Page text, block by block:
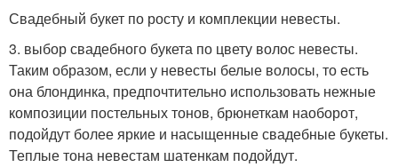
Свадебный букет по росту и комплекции невесты.
3. выбор свадебного букета по цвету волос невесты.
Таким образом, если у невесты белые волосы, то есть
она блондинка, предпочтительно использовать нежные
композиции постельных тонов, брюнеткам наоборот,
подойдут более яркие и насыщенные свадебные букеты.
Теплые тона невестам шатенкам подойдут.